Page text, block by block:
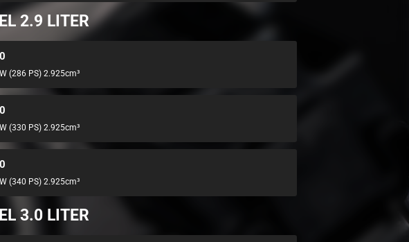
2.9 LITER
(286 PS) 2.925cm³
(330 PS) 2.925cm³
(340 PS) 2.925cm³
3.0 LITER